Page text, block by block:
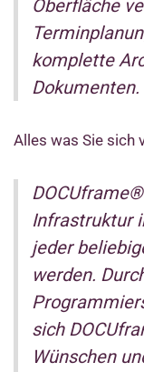
Oberfläche
komplette
Dokumenten.
Alles was Sie sich
Infrastruktur
jeder
werden.
sich
Wünschen